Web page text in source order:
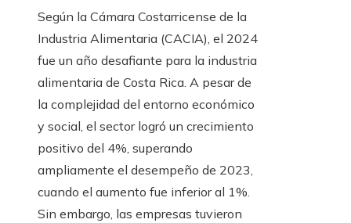
Según la Cámara Costarricense de la
Industria Alimentaria (CACIA), el 2024
fue un año desafiante para la industria
alimentaria de Costa Rica. A pesar de
la complejidad del entorno económico
y social, el sector logró un crecimiento
positivo del 4%, superando
ampliamente el desempeño de 2023,
cuando el aumento fue inferior al 1%.
Sin embargo, las empresas tuvieron